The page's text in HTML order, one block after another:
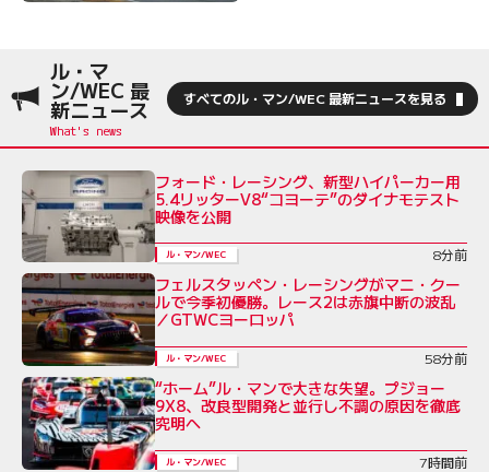
ル・マ
ン/WEC 最
新ニュース すべてのル・マン/WEC 最新ニュースを見る
フォード・レーシング、新型ハイパーカー用
5.4リッターV8“コヨーテ”のダイナモテスト
映像を公開
ル・マン/WEC 8分前
フェルスタッペン・レーシングがマニ・クー
ルで今季初優勝。レース2は赤旗中断の波乱
／GTWCヨーロッパ
ル・マン/WEC 58分前
“ホーム”ル・マンで大きな失望。プジョー
9X8、改良型開発と並行し不調の原因を徹底
究明へ
ル・マン/WEC 7時間前